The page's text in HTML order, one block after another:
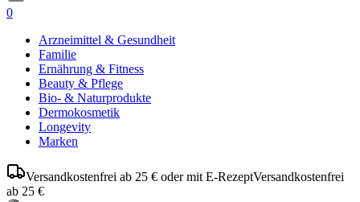
0
Arzneimittel & Gesundheit
Familie
Ernährung & Fitness
Beauty & Pflege
Bio- & Naturprodukte
Dermokosmetik
Longevity
Marken
Versandkostenfrei ab 25 € oder mit E-RezeptVersandkostenfrei
ab 25 €